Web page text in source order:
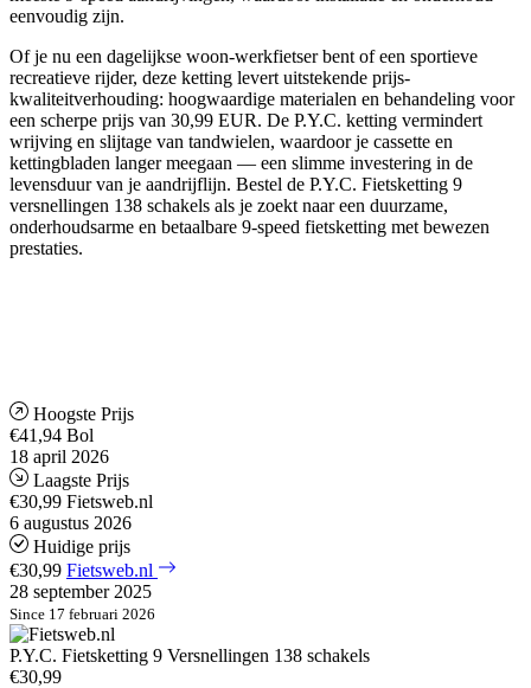
eenvoudig zijn.
Of je nu een dagelijkse woon-werkfietser bent of een sportieve
recreatieve rijder, deze ketting levert uitstekende prijs-
kwaliteitverhouding: hoogwaardige materialen en behandeling voor
een scherpe prijs van 30,99 EUR. De P.Y.C. ketting vermindert
wrijving en slijtage van tandwielen, waardoor je cassette en
kettingbladen langer meegaan — een slimme investering in de
levensduur van je aandrijflijn. Bestel de P.Y.C. Fietsketting 9
versnellingen 138 schakels als je zoekt naar een duurzame,
onderhoudsarme en betaalbare 9-speed fietsketting met bewezen
prestaties.
Hoogste Prijs
€41,94 Bol
18 april 2026
Laagste Prijs
€30,99 Fietsweb.nl
6 augustus 2026
Huidige prijs
€30,99 Fietsweb.nl
28 september 2025
Since 17 februari 2026
P.Y.C. Fietsketting 9 Versnellingen 138 schakels
€30,99